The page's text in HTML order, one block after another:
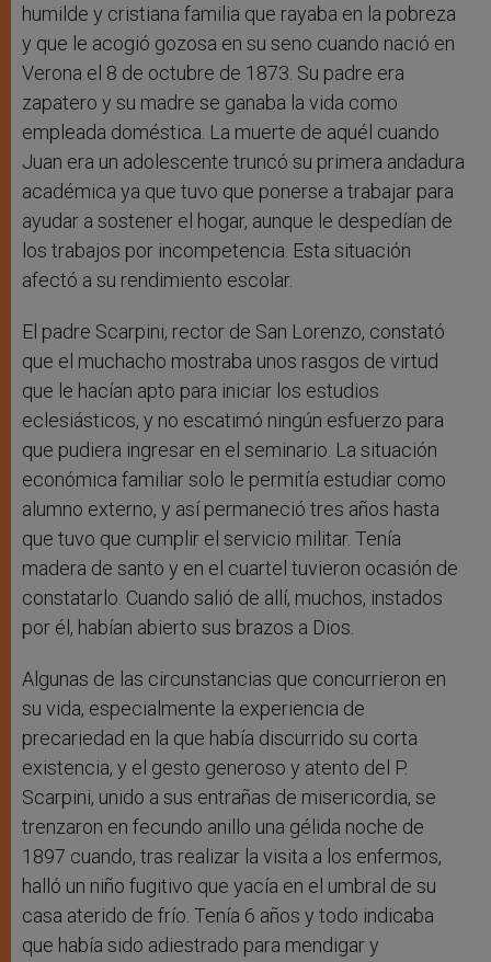
humilde y cristiana familia que rayaba en la pobreza
y que le acogió gozosa en su seno cuando nació en
Verona el 8 de octubre de 1873. Su padre era
zapatero y su madre se ganaba la vida como
empleada doméstica. La muerte de aquél cuando
Juan era un adolescente truncó su primera andadura
académica ya que tuvo que ponerse a trabajar para
ayudar a sostener el hogar, aunque le despedían de
los trabajos por incompetencia. Esta situación
afectó a su rendimiento escolar.
El padre Scarpini, rector de San Lorenzo, constató
que el muchacho mostraba unos rasgos de virtud
que le hacían apto para iniciar los estudios
eclesiásticos, y no escatimó ningún esfuerzo para
que pudiera ingresar en el seminario. La situación
económica familiar solo le permitía estudiar como
alumno externo, y así permaneció tres años hasta
que tuvo que cumplir el servicio militar. Tenía
madera de santo y en el cuartel tuvieron ocasión de
constatarlo. Cuando salió de allí, muchos, instados
por él, habían abierto sus brazos a Dios.
Algunas de las circunstancias que concurrieron en
su vida, especialmente la experiencia de
precariedad en la que había discurrido su corta
existencia, y el gesto generoso y atento del P.
Scarpini, unido a sus entrañas de misericordia, se
trenzaron en fecundo anillo una gélida noche de
1897 cuando, tras realizar la visita a los enfermos,
halló un niño fugitivo que yacía en el umbral de su
casa aterido de frío. Tenía 6 años y todo indicaba
que había sido adiestrado para mendigar y